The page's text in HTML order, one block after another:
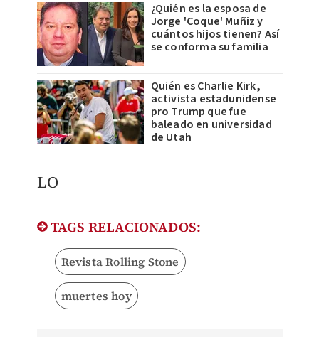
¿Quién es la esposa de
Jorge 'Coque' Muñiz y
cuántos hijos tienen? Así
se conforma su familia
Quién es Charlie Kirk,
activista estadunidense
pro Trump que fue
baleado en universidad
de Utah
LO
TAGS RELACIONADOS:
Revista Rolling Stone
muertes hoy